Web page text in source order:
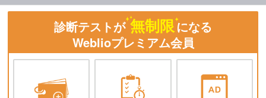
診断テストが 無制限になる
Weblioプレミアム会員